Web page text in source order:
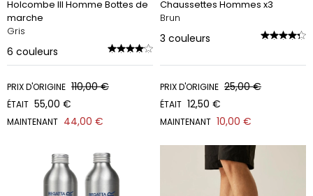
Holcombe III Homme Bottes de
marche
Gris
6 couleurs
PRIX D'ORIGINE 110,00 €
ÉTAIT 55,00 €
MAINTENANT 44,00 €
Chaussettes Hommes x3
Brun
3 couleurs
PRIX D'ORIGINE 25,00 €
ÉTAIT 12,50 €
MAINTENANT 10,00 €